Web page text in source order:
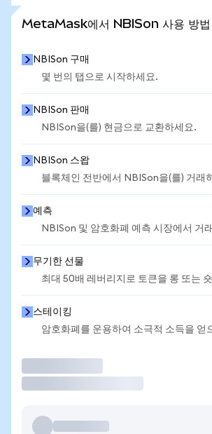
MetaMask에서 NBISon 사용 방법
NBISon 구매
몇 번의 탭으로 시작하세요.
NBISon 판매
NBISon을(를) 현금으로 교환하세요.
NBISon 스왑
블록체인 전반에서 NBISon을(를) 거래
예측
NBISon 및 암호화폐 예측 시장에서 거
무기한 선물
최대 50배 레버리지로 토큰을 롱 또는
스테이킹
암호화폐를 운용하여 소극적 소득을 얻